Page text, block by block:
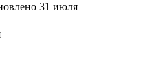
31 июля